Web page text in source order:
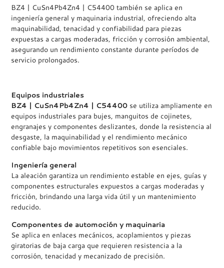
BZ4 | CuSn4Pb4Zn4 | C54400 también se aplica en
ingeniería general y maquinaria industrial, ofreciendo alta
maquinabilidad, tenacidad y confiabilidad para piezas
expuestas a cargas moderadas, fricción y corrosión ambiental,
asegurando un rendimiento constante durante períodos de
servicio prolongados.
Equipos industriales
BZ4 | CuSn4Pb4Zn4 | C54400 se utiliza ampliamente en
equipos industriales para bujes, manguitos de cojinetes,
engranajes y componentes deslizantes, donde la resistencia al
desgaste, la maquinabilidad y el rendimiento mecánico
confiable bajo movimientos repetitivos son esenciales.
Ingeniería general
La aleación garantiza un rendimiento estable en ejes, guías y
componentes estructurales expuestos a cargas moderadas y
fricción, brindando una larga vida útil y un mantenimiento
reducido.
Componentes de automoción y maquinaria
Se aplica en enlaces mecánicos, acoplamientos y piezas
giratorias de baja carga que requieren resistencia a la
corrosión, tenacidad y mecanizado de precisión.